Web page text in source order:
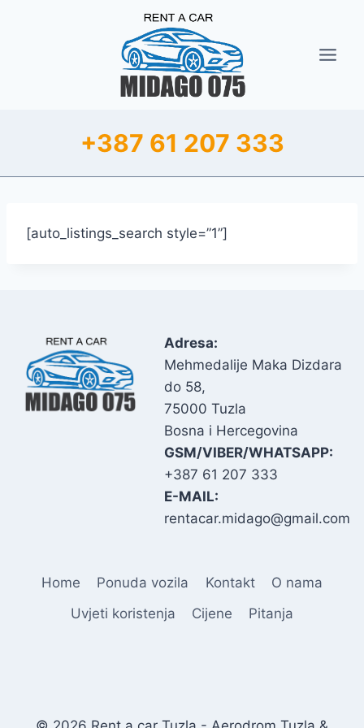
+387 61 207 333
[auto_listings_search style=”1”]
Adresa:
Mehmedalije Maka Dizdara
do 58,
75000 Tuzla
Bosna i Hercegovina
GSM/VIBER/WHATSAPP:
+387 61 207 333
E-MAIL:
rentacar.midago@gmail.com
Home Ponuda vozila Kontakt
O nama
Uvjeti koristenja
Cijene Pitanja